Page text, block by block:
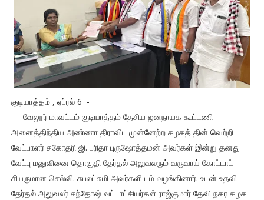
குடியாத்தம் , ஏப்ரல் 6 -
வேலூர் மாவட்டம் குடியாத்தம் தேசிய ஜனநாயக கூட்டணி
அனைத்திந்திய அண்ணா திராவிட முன்னேற்ற கழகத் தின் வெற்றி
வேட்பாளர் சகோதரி ஜி. பரிதா புருஷோத்தமன் அவர்கள் இன்று தனது
வேட்பு மனுவினை தொகுதி தேர்தல் அலுவலரும் வருவாய் கோட்டாட்
சியருமான செல்வி. சுபலட்சுமி அவர்களி டம் வழங்கினார். உடன் உதவி
தேர்தல் அலுவலர் சந்தோஷ் வட்டாட்சியர்கள் ராஜ்குமார் தேவி நகர கழக